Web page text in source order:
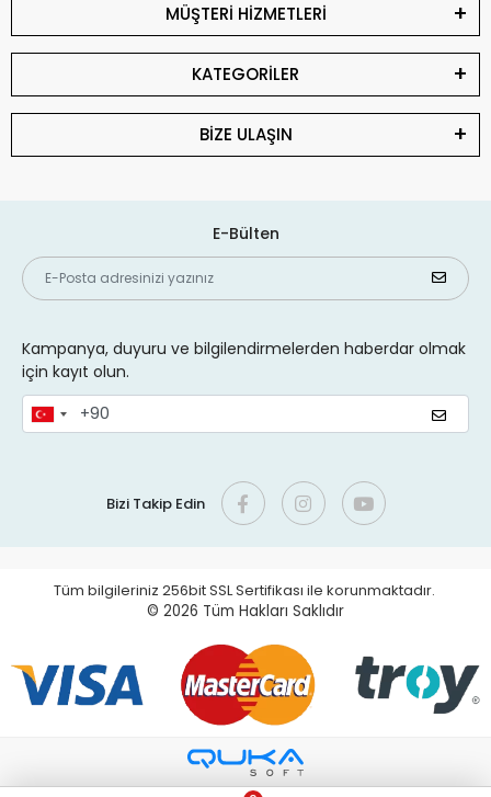
MÜŞTERİ HİZMETLERİ
KATEGORİLER
BİZE ULAŞIN
E-Bülten
Kampanya, duyuru ve bilgilendirmelerden haberdar olmak
için kayıt olun.
Bizi Takip Edin
Tüm bilgileriniz 256bit SSL Sertifikası ile korunmaktadır.
© 2026 Tüm Hakları Saklıdır